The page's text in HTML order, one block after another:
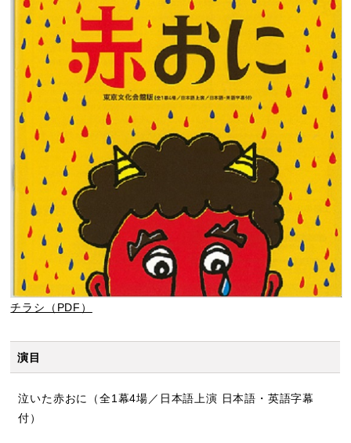
チラシ（PDF）
演目
泣いた赤おに（全1幕4場／日本語上演 日本語・英語字幕
付）